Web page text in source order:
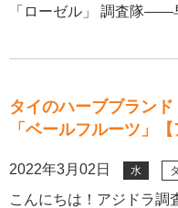
「ローゼル」 調査隊――
タイのハーブブラン
「ベールフルーツ」
2022年3月02日 水
こんにちは！アジドラ調